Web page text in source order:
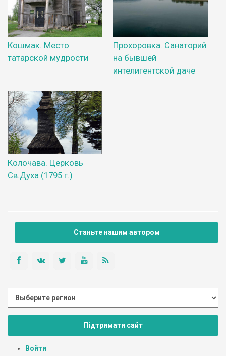
Кошмак. Место
татарской мудрости
Прохоровка. Санаторий
на бывшей
интелигентской даче
Колочава. Церковь
Св.Духа (1795 г.)
Станьте нашим автором
Підтримати сайт
Войти